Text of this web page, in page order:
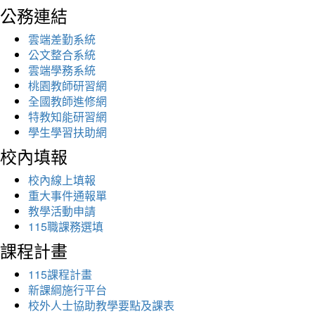
公務連結
雲端差勤系統
公文整合系統
雲端學務系統
桃園教師研習網
全國教師進修網
特教知能研習網
學生學習扶助網
校內填報
校內線上填報
重大事件通報單
教學活動申請
115職課務選填
課程計畫
115課程計畫
新課綱施行平台
校外人士協助教學要點及課表